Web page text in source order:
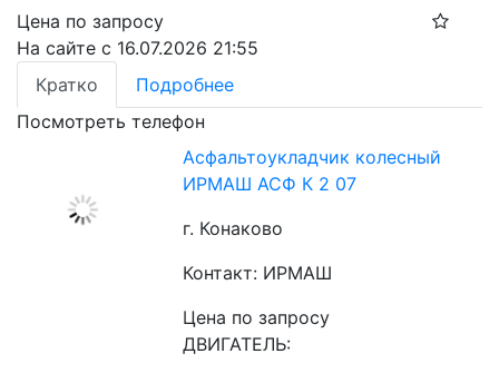
Цена по запросу
На сайте с 16.07.2026 21:55
Кратко
Подробнее
Посмотреть телефон
Асфальтоукладчик колесный
ИРМАШ АСФ К 2 07
г. Конаково
Контакт: ИРМАШ
Цена по запросу
ДВИГАТЕЛЬ: